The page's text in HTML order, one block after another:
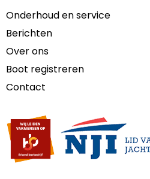
Onderhoud en service
Berichten
Over ons
Boot registreren
Contact